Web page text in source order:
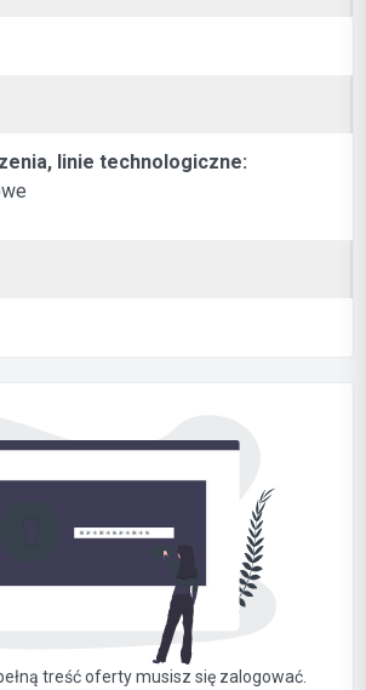
linie technologiczne:
treść oferty musisz się zalogować.